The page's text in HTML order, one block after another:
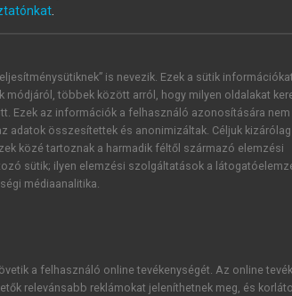
a mögöttes ábrázolás fonotaktikai
is nevezik. Ezek a sütik
módjáról, többek között arról, hogy milyen oldalakat
Ezek az információk a felhasználó azonosítására nem
adatok összesítettek és anonimizáltak. Céljuk
közé tartoznak a harmadik féltől származó elemzési
sütik; ilyen elemzési szolgáltatások a
médiaanalitika.
a felhasználó online tevékenységét. Az online
relevánsabb reklámokat jeleníthetnek meg, és